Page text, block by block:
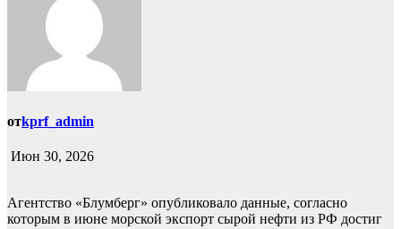
отkprf_admin
Июн 30, 2026
Агентство «Блумберг» опубликовало данные, согласно
которым в июне морской экспорт сырой нефти из РФ достиг